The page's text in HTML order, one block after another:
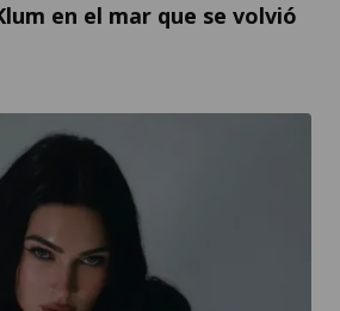
en el mar que se volvió